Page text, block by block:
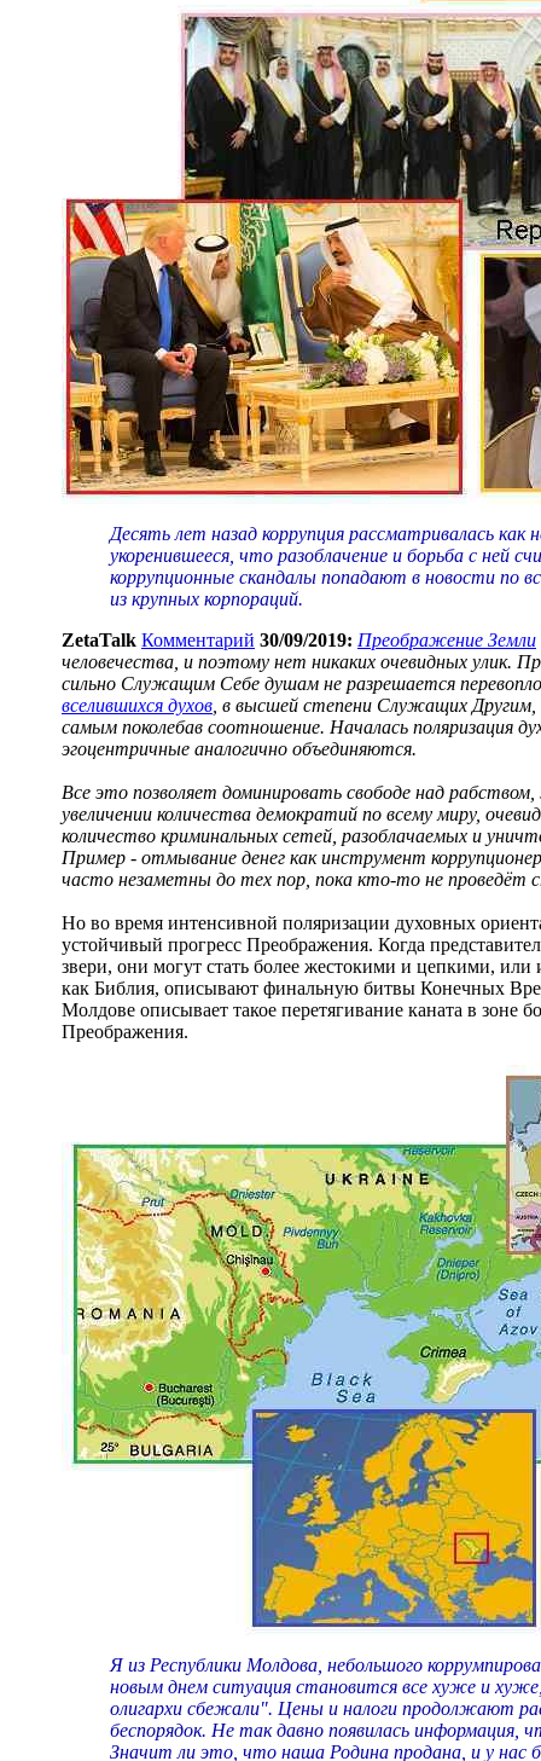
Десять лет назад коррупция рассматривалась как
укоренившееся, что разоблачение и борьба с ней
коррупционные скандалы попадают в новости по
из крупных корпораций.
ZetaTalk Комментарий 30/09/2019: Преображение Земли
человечества, и поэтому нет никаких очевидных улик.
сильно Служащим Себе душам не разрешается
вселившихся духов , в высшей степени Служащих
самым поколебав соотношение. Началась поляризация
эгоцентричные аналогично объединяются.
Все это позволяет доминировать свободе над
увеличении количества демократий по всему миру,
количество криминальных сетей, разоблачаемых и
Пример - отмывание денег как инструмент
часто незаметны до тех пор, пока кто-то не проведёт
Но во время интенсивной поляризации духовных
устойчивый прогресс Преображения. Когда
звери, они могут стать более жестокими и цепкими,
как Библия, описывают финальную битвы Конечных
Молдове описывает такое перетягивание каната в зоне
Преображения.
Я из Республики Молдова, небольшого
новым днем ситуация становится все хуже и
олигархи сбежали". Цены и налоги продолжают
беспорядок. Не так давно появилась
Значит ли это, что наша Родина продана, и у нас